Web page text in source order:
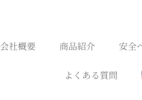
会社概要 商品紹介 安全
よくある質問